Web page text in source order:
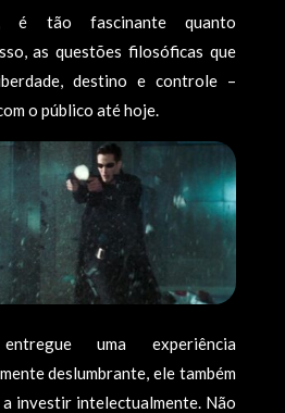
é tão fascinante quanto
as questões filosóficas que
destino e controle –
o público até hoje.
uma experiência
deslumbrante, ele também
investir intelectualmente. Não